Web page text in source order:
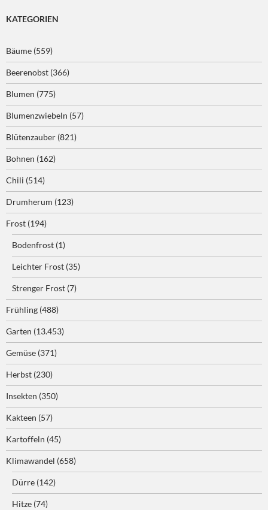
KATEGORIEN
Bäume (559)
Beerenobst (366)
Blumen (775)
Blumenzwiebeln (57)
Blütenzauber (821)
Bohnen (162)
Chili (514)
Drumherum (123)
Frost (194)
Bodenfrost (1)
Leichter Frost (35)
Strenger Frost (7)
Frühling (488)
Garten (13.453)
Gemüse (371)
Herbst (230)
Insekten (350)
Kakteen (57)
Kartoffeln (45)
Klimawandel (658)
Dürre (142)
Hitze (74)